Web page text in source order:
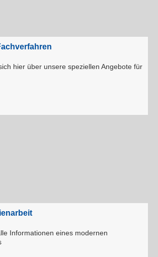
hier über unsere speziellen Angebote für
Informationen eines modernen